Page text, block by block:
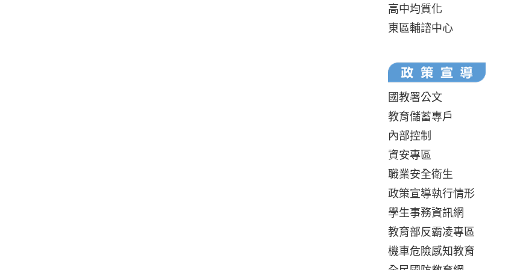
高中均質化
東區輔諮中心
國教署公文
教育儲蓄專戶
內部控制
資安專區
職業安全衛生
政策宣導執行情形
學生事務資訊網
教育部反霸凌專區
機車危險感知教育